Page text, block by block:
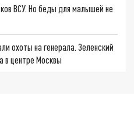
ВСУ. Но беды для малышей не
охоты на генерала. Зеленский
в центре Москвы